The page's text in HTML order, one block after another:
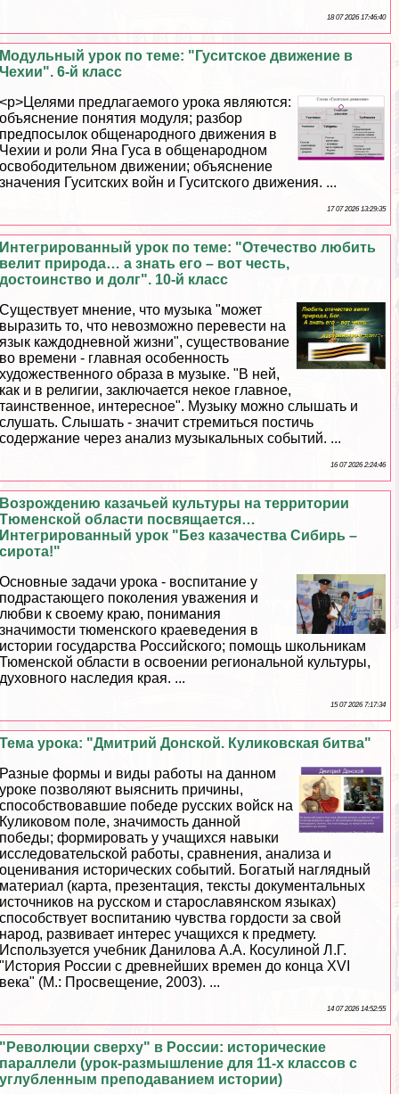
18 07 2026 17:46:40
Модульный урок по теме: "Гуситское движение в
Чехии". 6-й класс
<p>Целями предлагаемого урока являются:
объяснение понятия модуля; разбор
предпосылок общенародного движения в
Чехии и роли Яна Гуса в общенародном
освободительном движении; объяснение
значения Гуситских войн и Гуситского движения. ...
17 07 2026 13:29:35
Интегрированный урок по теме: "Отечество любить
велит природа… а знать его – вот честь,
достоинство и долг". 10-й класс
Существует мнение, что музыка "может
выразить то, что невозможно перевести на
язык каждодневной жизни", существование
во времени - главная особенность
художественного образа в музыке. "В ней,
как и в религии, заключается некое главное,
таинственное, интересное". Музыку можно слышать и
слушать. Слышать - значит стремиться постичь
содержание через анализ музыкальных событий. ...
16 07 2026 2:24:46
Возрождению казачьей культуры на территории
Тюменской области посвящается…
Интегрированный урок "Без казачества Сибирь –
сирота!"
Основные задачи урока - воспитание у
подрастающего поколения уважения и
любви к своему краю, понимания
значимости тюменского краеведения в
истории государства Российского; помощь школьникам
Тюменской области в освоении региональной культуры,
духовного наследия края. ...
15 07 2026 7:17:34
Тема урока: "Дмитрий Донской. Куликовская битва"
Разные формы и виды работы на данном
уроке позволяют выяснить причины,
способствовавшие победе русских войск на
Куликовом поле, значимость данной
победы; формировать у учащихся навыки
исследовательской работы, сравнения, анализа и
оценивания исторических событий. Богатый наглядный
материал (карта, презентация, тексты документальных
источников на русском и старославянском языках)
способствует воспитанию чувства гордости за свой
народ, развивает интерес учащихся к предмету.
Используется учебник Данилова А.А. Косулиной Л.Г.
"История России с древнейших времен до конца XVI
века" (М.: Просвещение, 2003). ...
14 07 2026 14:52:55
"Революции сверху" в России: исторические
параллели (урок-размышление для 11-х классов с
углубленным преподаванием истории)